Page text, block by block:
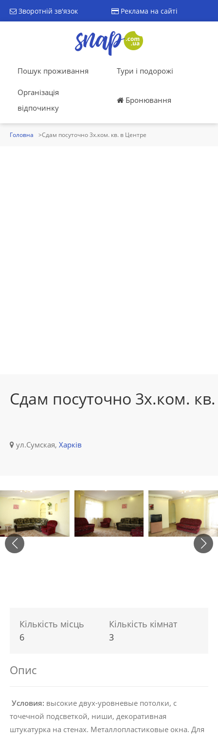
Зворотній зв'язок Реклама на сайті
Пошук проживання Тури і подорожі
Організація
відпочинку
Бронювання
Головна Сдам посуточно 3х.ком. кв. в Центре
Сдам посуточно 3х.ком.
ул.Сумская, Харків
Кількість місць
6
Кількість кімнат
3
Опис
Условия: высокие двух-уровневые потолки, с
точечной подсветкой, ниши, декоративная
штукатурка на стенах. Металлопластиковые окна. Для